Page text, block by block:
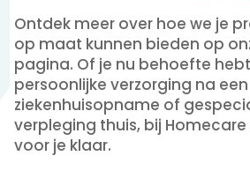
Ontdek meer over hoe we je
op maat kunnen bieden op
pagina. Of je nu behoefte
persoonlijke verzorging na een
ziekenhuisopname of
verpleging thuis, bij Homecare
voor je klaar.